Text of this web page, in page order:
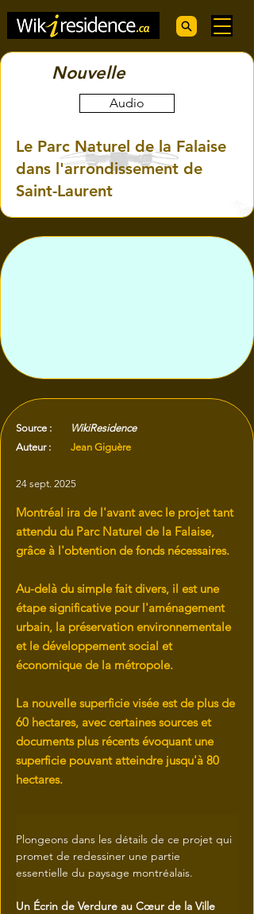
Nouvelle
Audio
Le Parc Naturel de la Falaise
dans l'arrondissement de
Saint-Laurent
Source :
WikiResidence
Auteur :
Jean Giguère
24 sept. 2025
Montréal ira de l'avant avec le projet tant
attendu du Parc Naturel de la Falaise,
grâce à l'obtention de fonds nécessaires.
Au-delà du simple fait divers, il est une
étape significative pour l'aménagement
urbain, la préservation environnementale
et le développement social et
économique de la métropole.
La nouvelle superficie visée est de plus de
60 hectares, avec certaines sources et
documents plus récents évoquant une
superficie pouvant atteindre jusqu'à 80
hectares.
Plongeons dans les détails de ce projet qui
promet de redessiner une partie
essentielle du paysage montréalais.
Un Écrin de Verdure au Cœur de la Ville